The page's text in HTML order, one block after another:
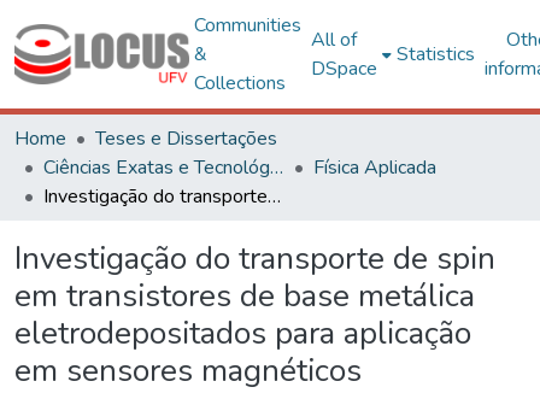
Communities
&
Collections
All of
DSpace
Statistics
Home
Teses e Dissertações
Ciências Exatas e Tecnológicas
Física Aplicada
Investigação do transporte de spin em transistores de base metálica eletrodepositados para aplicação em sensores magnéticos
Investigação do transporte de spin
em transistores de base metálica
eletrodepositados para aplicação
em sensores magnéticos